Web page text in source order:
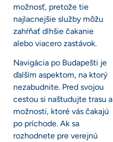
možnosť, pretože tie
najlacnejšie služby môžu
zahŕňať dlhšie čakanie
alebo viacero zastávok.
Navigácia po Budapešti je
ďalším aspektom, na ktorý
nezabudnite. Pred svojou
cestou si naštudujte trasu a
možnosti, ktoré vás čakajú
po príchode. Ak sa
rozhodnete pre verejnú